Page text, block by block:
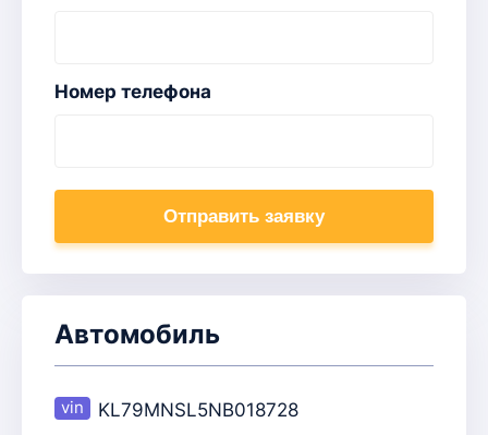
Номер телефона
Отправить заявку
Автомобиль
KL79MNSL5NB018728